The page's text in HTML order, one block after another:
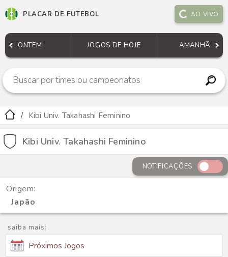
PLACAR DE FUTEBOL AO VIVO
ONTEM JOGOS DE HOJE AMANHÃ
Kibi Univ. Takahashi Feminino
Kibi Univ. Takahashi Feminino
NOTIFICAÇÕES
Origem:
Japão
saiba mais:
Próximos Jogos